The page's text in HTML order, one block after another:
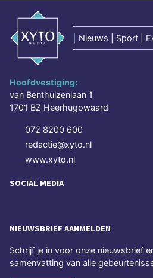
Nieuws | Sport |
Hoofdvestiging:
van Benthuizenlaan 1
1701 BZ Heerhugowaard
072 8200 600
redactie@xyto.nl
www.xyto.nl
SOCIAL MEDIA
NIEUWSBRIEF AANMELDEN
Schrijf je in voor onze nieuwsbrief
samenvatting van alle